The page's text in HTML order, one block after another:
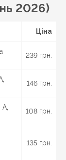
треба
основних
2026)
Ціна
239 грн.
146 грн.
108 грн.
135 грн.